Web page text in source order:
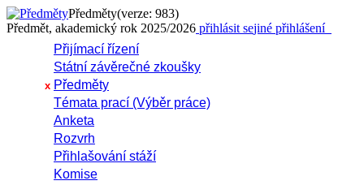
Předměty(verze: 983)
Předmět, akademický rok 2025/2026 přihlásit sejiné přihlášení
Přijímací řízení
Státní závěrečné zkoušky
x Předměty
Témata prací (Výběr práce)
Anketa
Rozvrh
Přihlašování stáží
Komise